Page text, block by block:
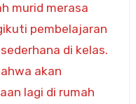
murid merasa
pembelajaran
di kelas.
akan
lagi di rumah